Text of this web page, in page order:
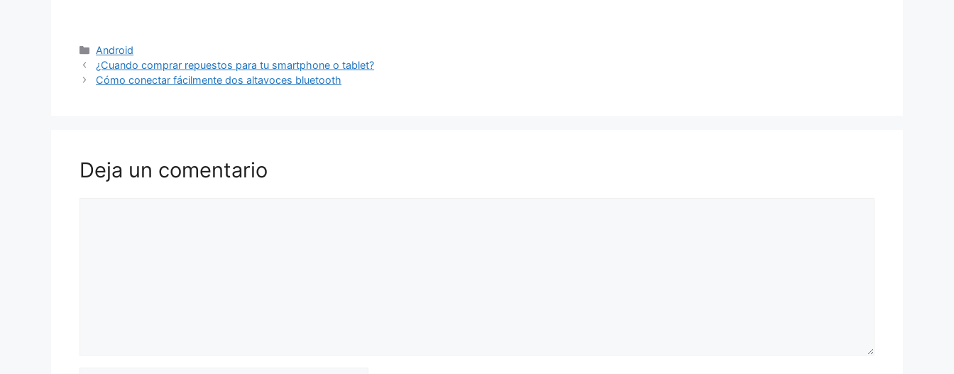
Categorías
Android
¿Cuando comprar repuestos para tu smartphone o tablet?
Cómo conectar fácilmente dos altavoces bluetooth
Deja un comentario